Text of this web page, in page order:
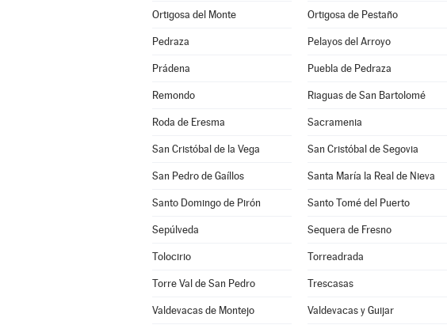
Ortigosa del Monte Ortigosa de Pestaño
Pedraza Pelayos del Arroyo
Prádena Puebla de Pedraza
Remondo Riaguas de San Bartolomé
Roda de Eresma Sacramenia
San Cristóbal de la Vega San Cristóbal de Segovia
San Pedro de Gaíllos Santa María la Real de Nieva
Santo Domingo de Pirón Santo Tomé del Puerto
Sepúlveda Sequera de Fresno
Tolocirio Torreadrada
Torre Val de San Pedro Trescasas
Valdevacas de Montejo Valdevacas y Guijar